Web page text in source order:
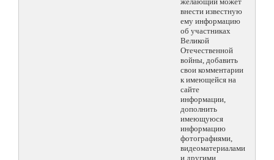
внести известную
ему информацию
об участниках
Великой
Отечественной
войны, добавить
свои комментарии
к имеющейся на
сайте
информации,
дополнить
имеющуюся
информацию
фотографиями,
видеоматериалами
и другими